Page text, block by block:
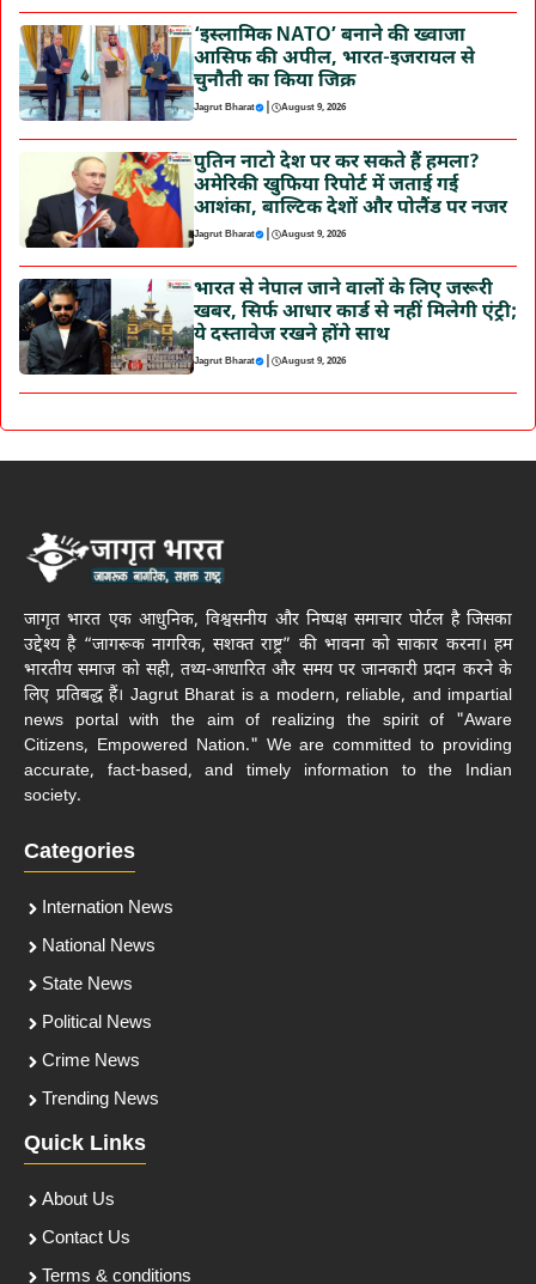
‘इस्लामिक NATO’ बनाने की ख्वाजा
आसिफ की अपील, भारत-इजरायल से
चुनौती का किया जिक्र
Jagrut Bharat | August 9, 2026
पुतिन नाटो देश पर कर सकते हैं हमला?
अमेरिकी खुफिया रिपोर्ट में जताई गई
आशंका, बाल्टिक देशों और पोलैंड पर नजर
Jagrut Bharat | August 9, 2026
भारत से नेपाल जाने वालों के लिए जरूरी
खबर, सिर्फ आधार कार्ड से नहीं मिलेगी एंट्री;
ये दस्तावेज रखने होंगे साथ
Jagrut Bharat | August 9, 2026
जागृत भारत एक आधुनिक, विश्वसनीय और निष्पक्ष समाचार पोर्टल है जिसका
उद्देश्य है “जागरूक नागरिक, सशक्त राष्ट्र” की भावना को साकार करना। हम
भारतीय समाज को सही, तथ्य-आधारित और समय पर जानकारी प्रदान करने के
लिए प्रतिबद्ध हैं। Jagrut Bharat is a modern, reliable, and impartial
news portal with the aim of realizing the spirit of "Aware
Citizens, Empowered Nation." We are committed to providing
accurate, fact-based, and timely information to the Indian
society.
Categories
Internation News
National News
State News
Political News
Crime News
Trending News
Quick Links
About Us
Contact Us
Terms & conditions